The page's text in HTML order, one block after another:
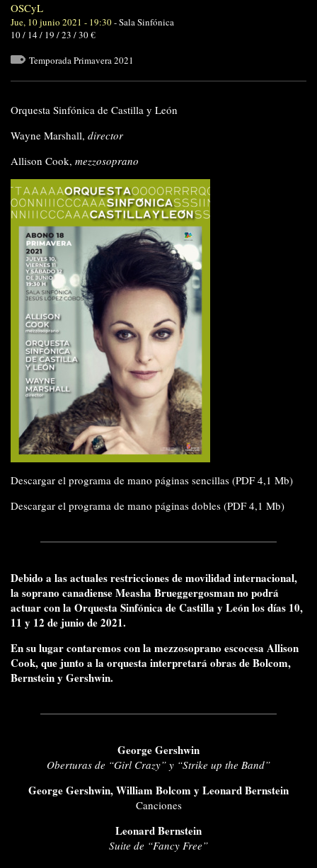
OSCyL
Jue, 10 junio 2021 - 19:30-Sala Sinfónica
10 / 14 / 19 / 23 / 30 €
Temporada Primavera 2021
Orquesta Sinfónica de Castilla y León
Wayne Marshall, director
Allison Cook, mezzosoprano
Descargar el programa de mano páginas sencillas (PDF 4,1 Mb)
Descargar el programa de mano páginas dobles (PDF 4,1 Mb)
Debido a las actuales restricciones de movilidad internacional,
la soprano canadiense Measha Brueggergosman no podrá
actuar con la Orquesta Sinfónica de Castilla y León los días 10,
11 y 12 de junio de 2021.
En su lugar contaremos con la mezzosoprano escocesa Allison
Cook, que junto a la orquesta interpretará obras de Bolcom,
Bernstein y Gershwin.
George Gershwin
Oberturas de “Girl Crazy” y “Strike up the Band”
George Gershwin, William Bolcom y Leonard Bernstein
Canciones
Leonard Bernstein
Suite de “Fancy Free”